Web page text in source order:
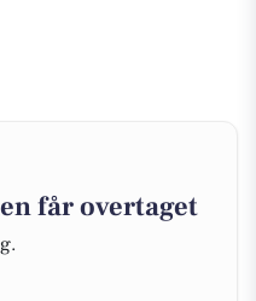
får overtaget